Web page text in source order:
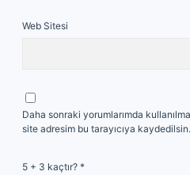
Web Sitesi
Daha sonraki yorumlarımda
site adresim bu tarayıcıya kaydedilsin.
5 + 3 kaçtır? *